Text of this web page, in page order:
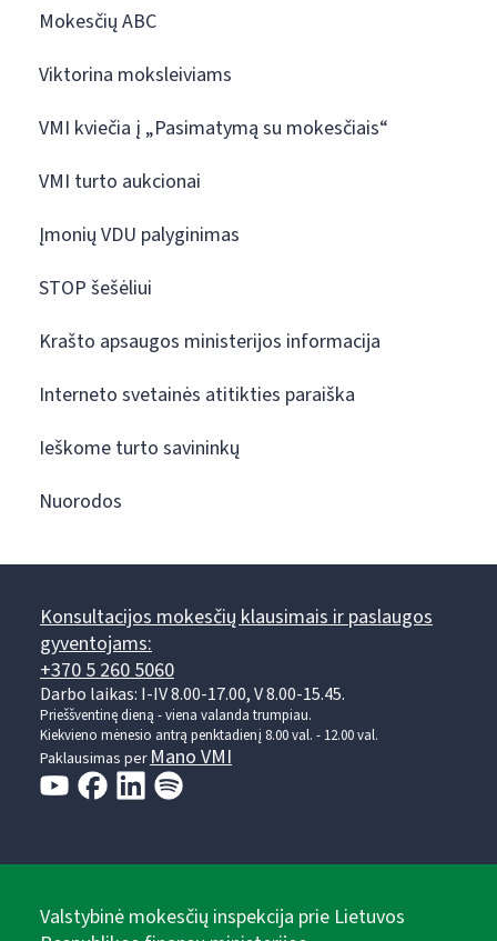
Mokesčių ABC
Viktorina moksleiviams
VMI kviečia į „Pasimatymą su mokesčiais“
VMI turto aukcionai
Įmonių VDU palyginimas
STOP šešėliui
Krašto apsaugos ministerijos informacija
Interneto svetainės atitikties paraiška
Ieškome turto savininkų
Nuorodos
Konsultacijos mokesčių klausimais ir paslaugos
gyventojams:
+370 5 260 5060
Darbo laikas: I-IV 8.00-17.00, V 8.00-15.45.
Prieššventinę dieną - viena valanda trumpiau.
Kiekvieno mėnesio antrą penktadienį 8.00 val. - 12.00 val.
Paklausimas perMano VMI
Valstybinė mokesčių inspekcija prie Lietuvos